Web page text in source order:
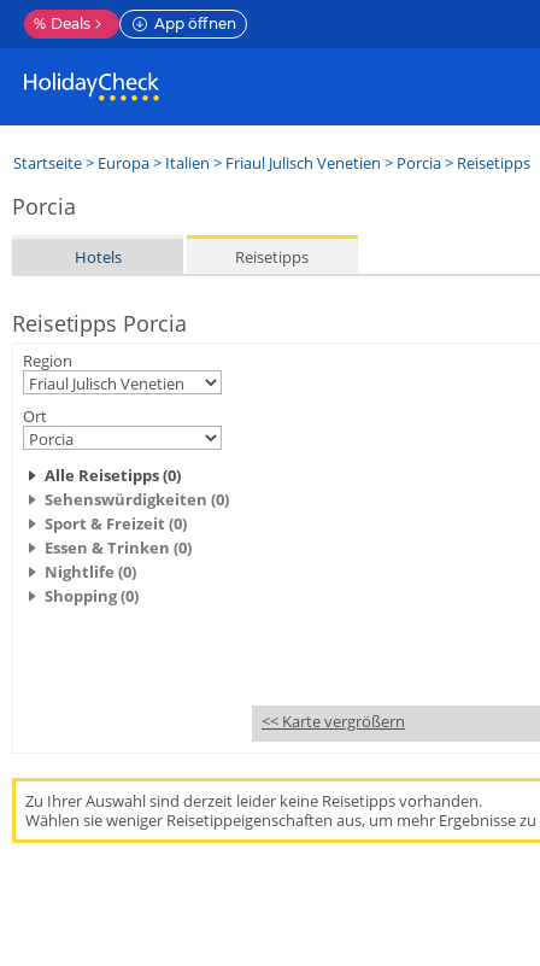
% Deals App öffnen
Startseite> Europa> Italien > Friaul Julisch Venetien > Porcia> Reisetipps
Porcia
Hotels Reisetipps
Reisetipps Porcia
Region
Ort
Alle Reisetipps (0)
Sehenswürdigkeiten (0)
Sport & Freizeit (0)
Essen & Trinken (0)
Nightlife (0)
Shopping (0)
<< Karte vergrößern
Zu Ihrer Auswahl sind derzeit leider keine Reisetipps vorhanden.
Wählen sie weniger Reisetippeigenschaften aus, um mehr Ergebnisse